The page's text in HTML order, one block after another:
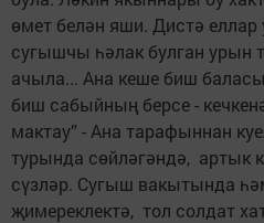
өмет белән яши. Дистә еллар
сугышчы һәлак булган урын
ачыла... Ана кеше биш
биш сабыйның берсе -
мактау” - Ана тарафыннан
турында сөйләгәндә, артык
сүзләр. Сугыш вакытында
җимереклектә, тол солдат